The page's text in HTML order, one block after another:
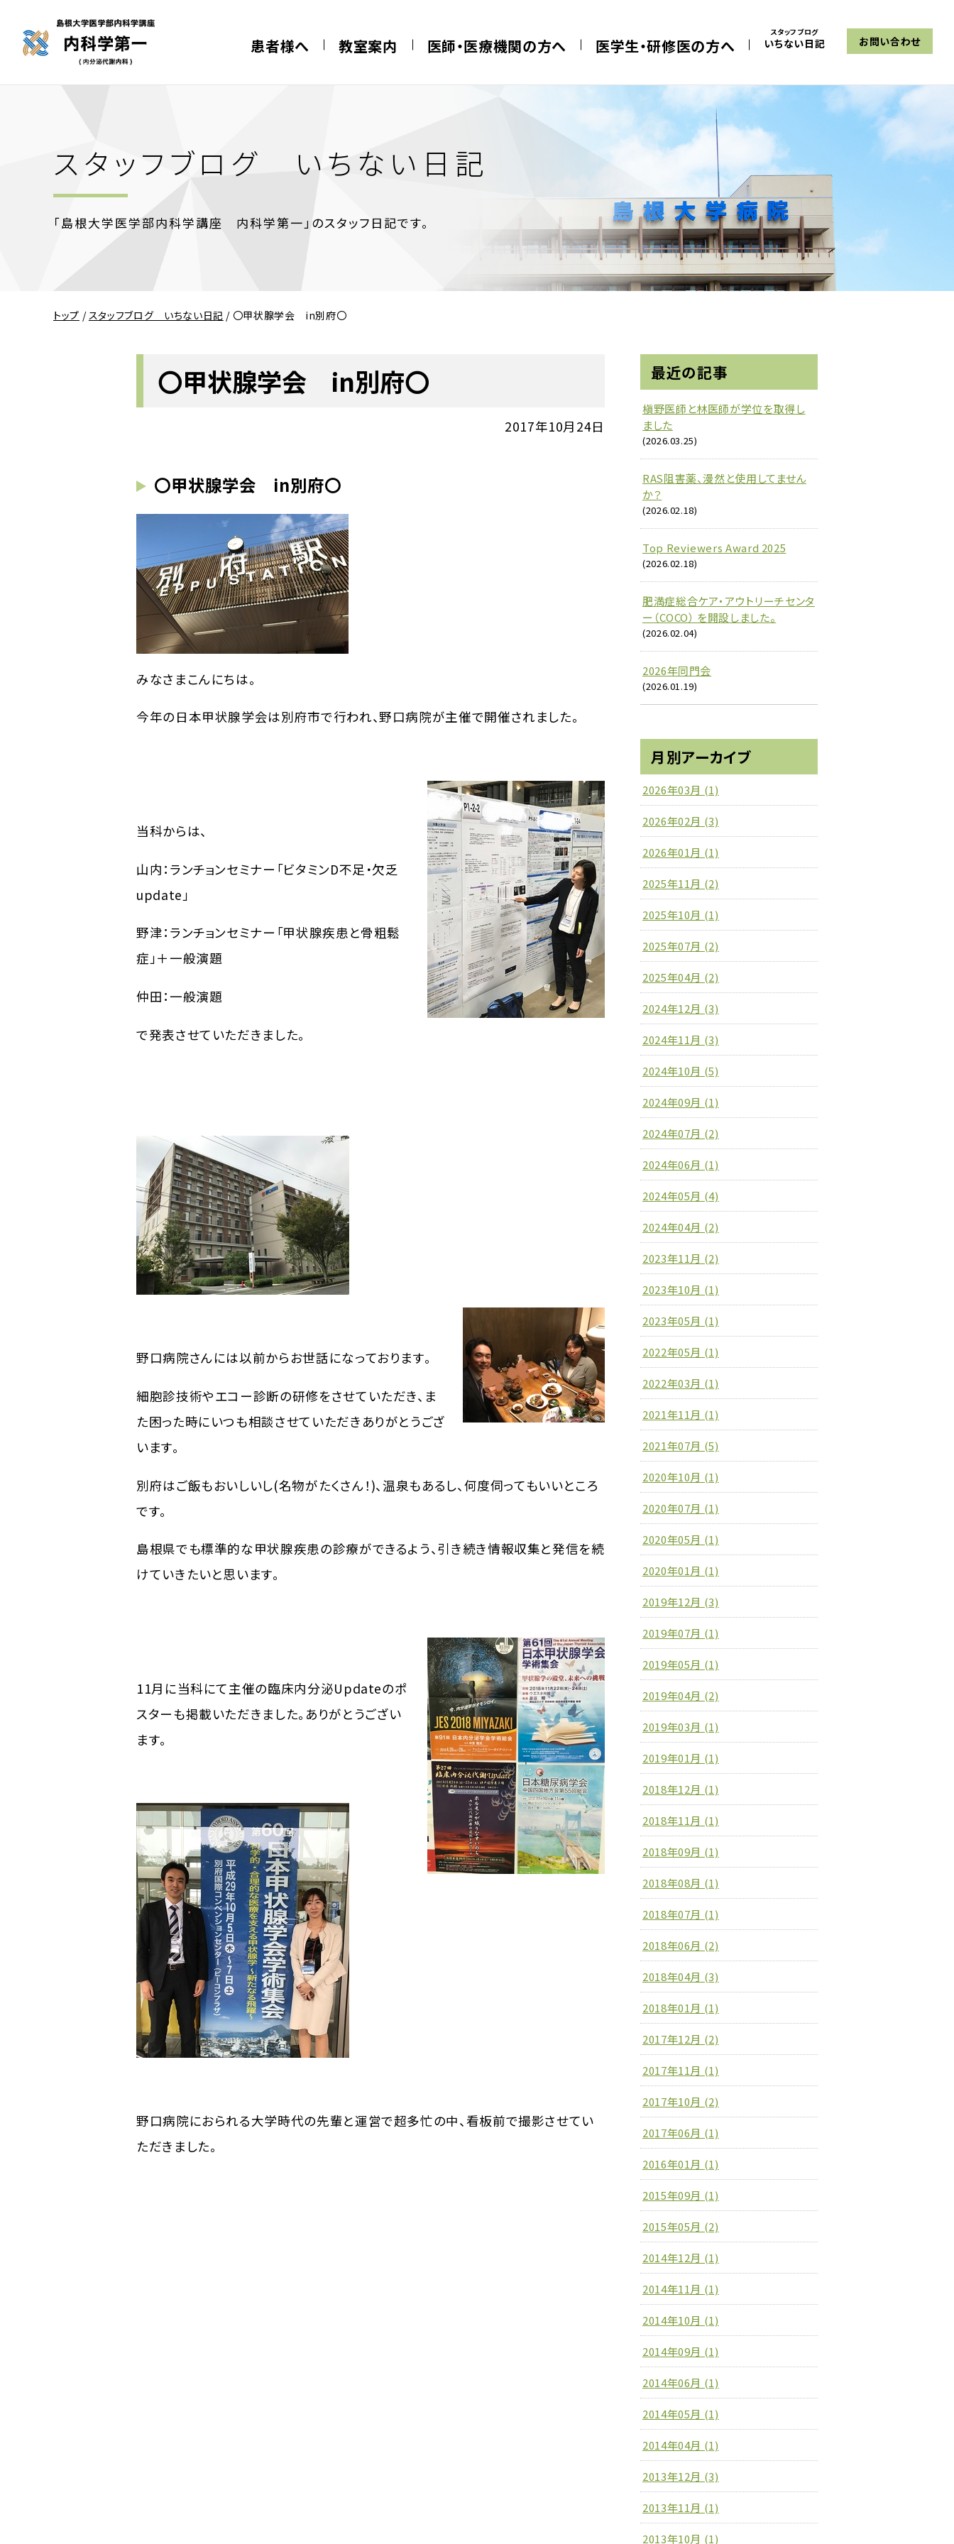
患者様へ 教室案内 医師・医療機関の方へ 医学生・研修医の方へ
スタッフブログ
いちない日記 お問い合わせ
スタッフブログ いちない日記
「島根大学医学部内科学講座 内科学第一」のスタッフ日記です。
トップ /スタッフブログ いちない日記 / 〇甲状腺学会 in別府〇
〇甲状腺学会 in別府〇
2017年10月24日
〇甲状腺学会 in別府〇
みなさまこんにちは。
今年の日本甲状腺学会は別府市で行われ、野口病院が主催で開催されました。
当科からは、
山内：ランチョンセミナー「ビタミンD不足・欠乏
update」
野津：ランチョンセミナー「甲状腺疾患と骨粗鬆
症」＋一般演題
仲田：一般演題
で発表させていただきました。
野口病院さんには以前からお世話になっております。
細胞診技術やエコー診断の研修をさせていただき、ま
た困った時にいつも相談させていただきありがとうござ
います。
別府はご飯もおいしいし(名物がたくさん！)、温泉もあるし、何度伺ってもいいところ
です。
島根県でも標準的な甲状腺疾患の診療ができるよう、引き続き情報収集と発信を続
けていきたいと思います。
11月に当科にて主催の臨床内分泌Updateのポ
スターも掲載いただきました。ありがとうござい
ます。
野口病院におられる大学時代の先輩と運営で超多忙の中、看板前で撮影させてい
ただきました。
最近の記事
槇野医師と林医師が学位を取得し
ました
(2026.03.25)
RAS阻害薬、漫然と使用してません
か？
(2026.02.18)
Top Reviewers Award 2025
(2026.02.18)
肥満症総合ケア・アウトリーチセンタ
ー（COCO） を開設しました。
(2026.02.04)
2026年同門会
(2026.01.19)
月別アーカイブ
2026年03月 (1)
2026年02月 (3)
2026年01月 (1)
2025年11月 (2)
2025年10月 (1)
2025年07月 (2)
2025年04月 (2)
2024年12月 (3)
2024年11月 (3)
2024年10月 (5)
2024年09月 (1)
2024年07月 (2)
2024年06月 (1)
2024年05月 (4)
2024年04月 (2)
2023年11月 (2)
2023年10月 (1)
2023年05月 (1)
2022年05月 (1)
2022年03月 (1)
2021年11月 (1)
2021年07月 (5)
2020年10月 (1)
2020年07月 (1)
2020年05月 (1)
2020年01月 (1)
2019年12月 (3)
2019年07月 (1)
2019年05月 (1)
2019年04月 (2)
2019年03月 (1)
2019年01月 (1)
2018年12月 (1)
2018年11月 (1)
2018年09月 (1)
2018年08月 (1)
2018年07月 (1)
2018年06月 (2)
2018年04月 (3)
2018年01月 (1)
2017年12月 (2)
2017年11月 (1)
2017年10月 (2)
2017年06月 (1)
2016年01月 (1)
2015年09月 (1)
2015年05月 (2)
2014年12月 (1)
2014年11月 (1)
2014年10月 (1)
2014年09月 (1)
2014年06月 (1)
2014年05月 (1)
2014年04月 (1)
2013年12月 (3)
2013年11月 (1)
2013年10月 (1)